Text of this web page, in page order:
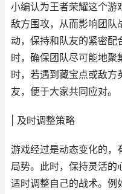
小编认为王者荣耀这个游
敌方围攻，从而影响团队
动，保持和队友的紧密配
时，确保团队尽可能地聚
时，若遇到藏宝点或敌方
友，便于大家共同应对。
| 及时调整策略
游戏经过是动态变化的，
局势。此时，保持灵活的
适时调整自己的战术。例